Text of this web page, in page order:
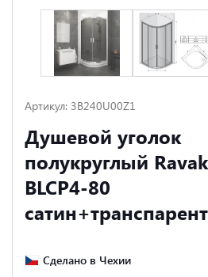
Артикул: 3B240U00Z1
Душевой уголок
полукруглый
BLCP4-80
сатин+транспарент
Сделано в Чехии